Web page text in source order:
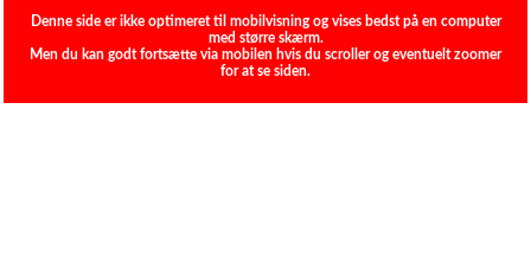
Denne side er ikke optimeret til mobilvisning og vises bedst på en computer
med større skærm.
Men du kan godt fortsætte via mobilen hvis du scroller og eventuelt zoomer
for at se siden.